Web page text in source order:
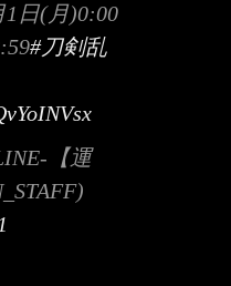
1日(月)0:00
#刀剣乱
【運